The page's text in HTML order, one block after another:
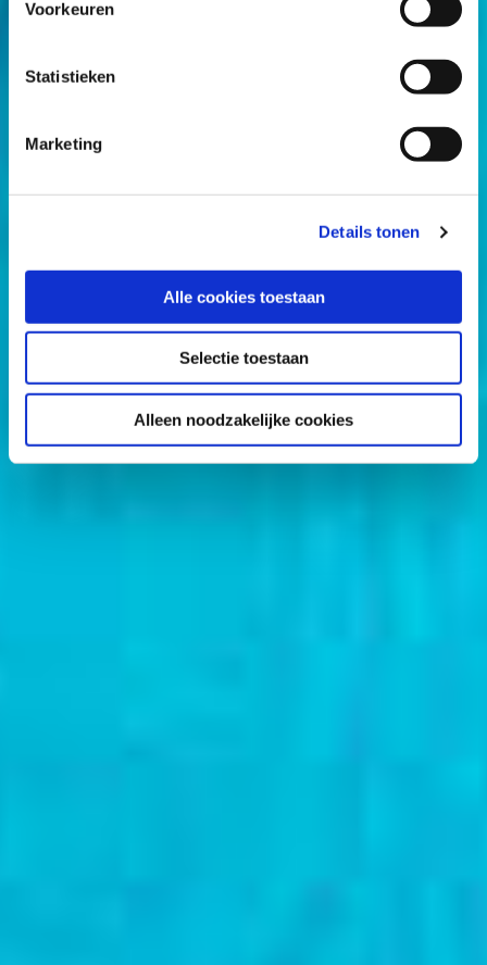
Voorkeuren
Statistieken
Marketing
Details tonen
Alle cookies toestaan
Selectie toestaan
Alleen noodzakelijke cookies